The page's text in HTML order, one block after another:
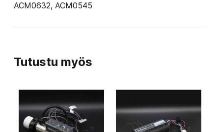
ACM0632, ACM0545
Tutustu myös